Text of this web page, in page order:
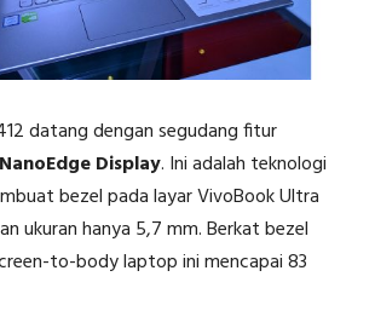
datang dengan segudang fitur
NanoEdge Display. Ini adalah teknologi
bezel pada layar VivoBook Ultra
ukuran hanya 5,7 mm. Berkat bezel
to-body laptop ini mencapai 83